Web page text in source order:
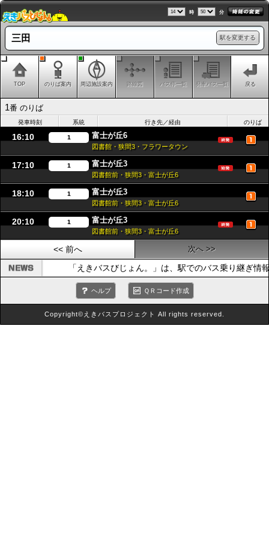
時 分
駅を変更する
三田
TOP のりば案内 周辺施設案内 路線図 バス停一覧 発車バス一覧 戻る
1番 のりば
発車時刻 系統 行き先／経由 のりば
16:10 1 富士が丘6
図書館・狭間3・フラワータウン
17:10 1 富士が丘3
図書館前・狭間3・富士が丘6
18:10 1 富士が丘3
図書館前・狭間3・富士が丘6
20:10 1 富士が丘3
図書館前・狭間3・富士が丘6
<< 前へ 次へ >>
「えきバスびじょん。」は、駅でのバス乗り継ぎ情
ヘルプ ＱＲコード作成
Copyright©えきバスプロジェクト All rights reserved.